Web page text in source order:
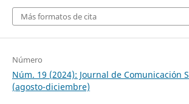
Más formatos de cita
Número
Núm. 19 (2024): Journal de Comunicación
(agosto-diciembre)